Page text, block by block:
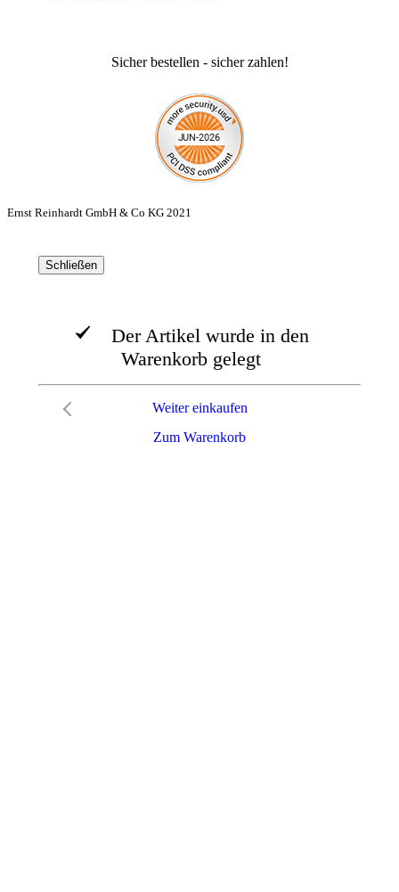
Sicher bestellen - sicher zahlen!
Ernst Reinhardt GmbH & Co KG 2021
Schließen
Der Artikel wurde in den
Warenkorb gelegt
Zum Warenkorb
Weiter einkaufen